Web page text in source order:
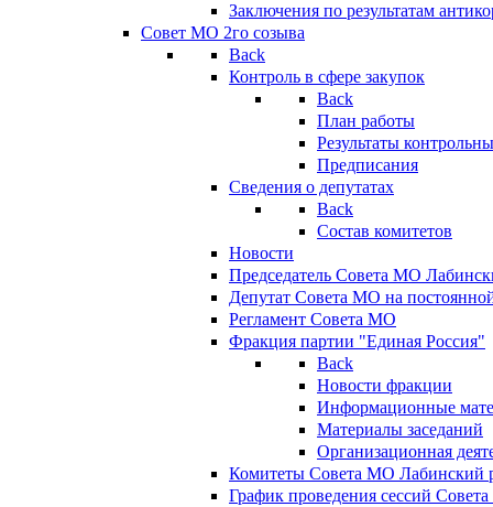
Заключения по результатам
Совет МО 2го созыва
Back
Контроль в сфере закупок
Back
План работы
Результаты
Предписания
Сведения о депутатах
Back
Состав комитетов
Новости
Председатель Совета МО
Депутат Совета МО на
Регламент Совета МО
Фракция партии "Единая Россия"
Back
Новости фракции
Информационные
Материалы заседаний
Организационная
Комитеты Совета МО Лабинский
График проведения сессий